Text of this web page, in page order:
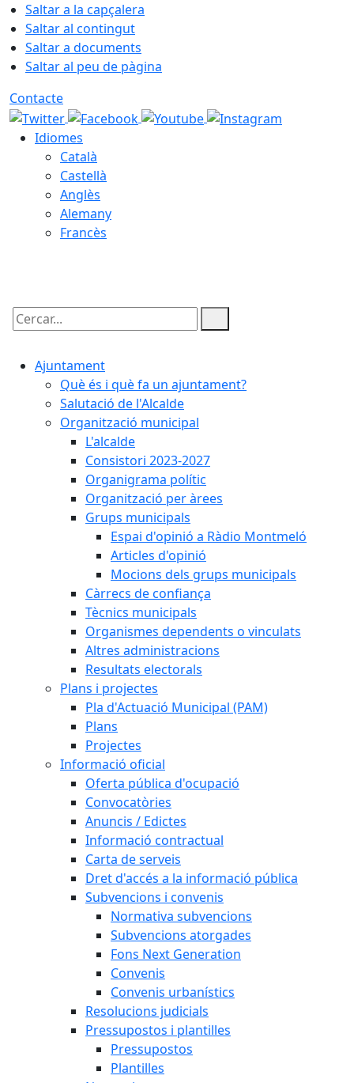
Saltar a la capçalera
Saltar al contingut
Saltar a documents
Saltar al peu de pàgina
Contacte
Idiomes
Català
Castellà
Anglès
Alemany
Francès
Cercar:
Ajuntament
Què és i què fa un ajuntament?
Salutació de l'Alcalde
Organització municipal
L'alcalde
Consistori 2023-2027
Organigrama polític
Organització per àrees
Grups municipals
Espai d'opinió a Ràdio Montmeló
Articles d'opinió
Mocions dels grups municipals
Càrrecs de confiança
Tècnics municipals
Organismes dependents o vinculats
Altres administracions
Resultats electorals
Plans i projectes
Pla d'Actuació Municipal (PAM)
Plans
Projectes
Informació oficial
Oferta pública d'ocupació
Convocatòries
Anuncis / Edictes
Informació contractual
Carta de serveis
Dret d'accés a la informació pública
Subvencions i convenis
Normativa subvencions
Subvencions atorgades
Fons Next Generation
Convenis
Convenis urbanístics
Resolucions judicials
Pressupostos i plantilles
Pressupostos
Plantilles